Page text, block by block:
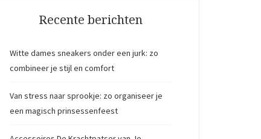
Recente berichten
Witte dames sneakers onder een jurk: zo
combineer je stijl en comfort
Van stress naar sprookje: zo organiseer je
een magisch prinsessenfeest